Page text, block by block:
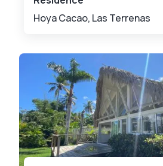
Hoya Cacao, Las Terrenas